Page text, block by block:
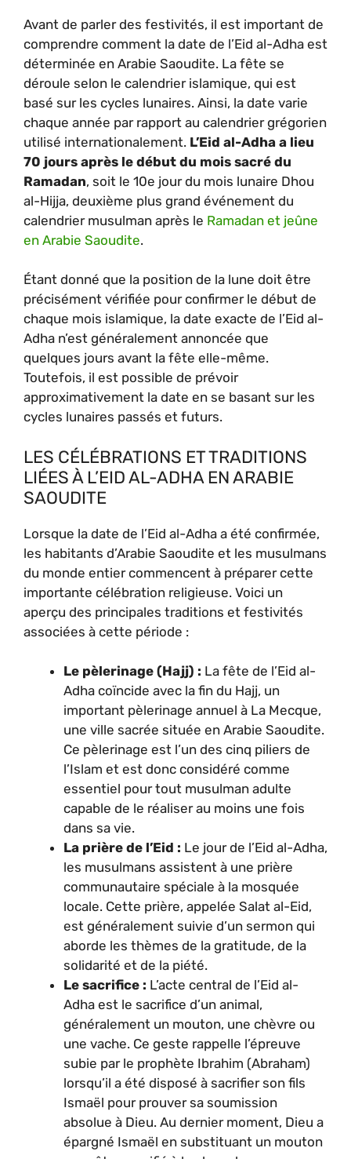
Avant de parler des festivités, il est important de
comprendre comment la date de l’Eid al-Adha est
déterminée en Arabie Saoudite. La fête se
déroule selon le calendrier islamique, qui est
basé sur les cycles lunaires. Ainsi, la date varie
chaque année par rapport au calendrier grégorien
utilisé internationalement. L’Eid al-Adha a lieu
70 jours après le début du mois sacré du
Ramadan, soit le 10e jour du mois lunaire Dhou
al-Hijja, deuxième plus grand événement du
calendrier musulman après le Ramadan et jeûne
en Arabie Saoudite.
Étant donné que la position de la lune doit être
précisément vérifiée pour confirmer le début de
chaque mois islamique, la date exacte de l’Eid al-
Adha n’est généralement annoncée que
quelques jours avant la fête elle-même.
Toutefois, il est possible de prévoir
approximativement la date en se basant sur les
cycles lunaires passés et futurs.
LES CÉLÉBRATIONS ET TRADITIONS
LIÉES À L’EID AL-ADHA EN ARABIE
SAOUDITE
Lorsque la date de l’Eid al-Adha a été confirmée,
les habitants d’Arabie Saoudite et les musulmans
du monde entier commencent à préparer cette
importante célébration religieuse. Voici un
aperçu des principales traditions et festivités
associées à cette période :
Le pèlerinage (Hajj) : La fête de l’Eid al-
Adha coïncide avec la fin du Hajj, un
important pèlerinage annuel à La Mecque,
une ville sacrée située en Arabie Saoudite.
Ce pèlerinage est l’un des cinq piliers de
l’Islam et est donc considéré comme
essentiel pour tout musulman adulte
capable de le réaliser au moins une fois
dans sa vie.
La prière de l’Eid : Le jour de l’Eid al-Adha,
les musulmans assistent à une prière
communautaire spéciale à la mosquée
locale. Cette prière, appelée Salat al-Eid,
est généralement suivie d’un sermon qui
aborde les thèmes de la gratitude, de la
solidarité et de la piété.
Le sacrifice : L’acte central de l’Eid al-
Adha est le sacrifice d’un animal,
généralement un mouton, une chèvre ou
une vache. Ce geste rappelle l’épreuve
subie par le prophète Ibrahim (Abraham)
lorsqu’il a été disposé à sacrifier son fils
Ismaël pour prouver sa soumission
absolue à Dieu. Au dernier moment, Dieu a
épargné Ismaël en substituant un mouton